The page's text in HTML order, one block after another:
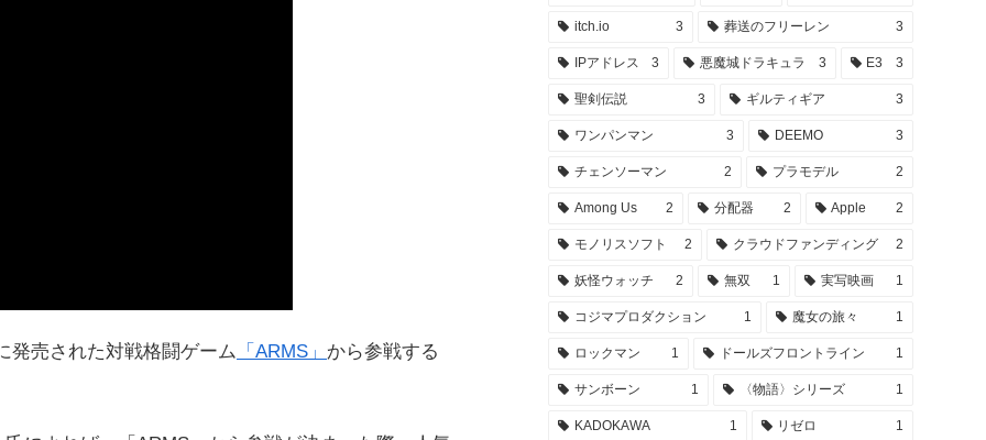
発売された対戦格闘ゲーム 「ARMS」 から参戦する
itch.io 3 葬送のフリーレン 3
IPアドレス 3 悪魔城ドラキュラ 3 E3 3
聖剣伝説 3 ギルティギア 3
ワンパンマン 3 DEEMO 3
チェンソーマン 2 プラモデル 2
Among Us 2 分配器 2 Apple 2
モノリスソフト 2 クラウドファンディング 2
妖怪ウォッチ 2 無双 1 実写映画 1
コジマプロダクション 1 魔女の旅々 1
ロックマン 1 ドールズフロントライン 1
サンボーン 1 〈物語〉シリーズ 1
KADOKAWA 1 リゼロ 1